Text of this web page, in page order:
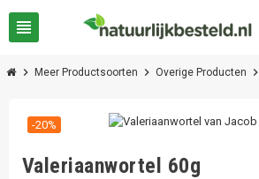
view_headline
chevron_right Meer Productsoorten chevron_right Overige Producten chevron_right
-20%
Valeriaanwortel 60g